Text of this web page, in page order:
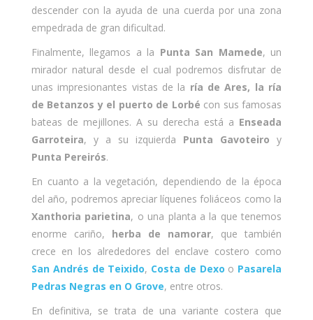
descender con la ayuda de una cuerda por una zona
empedrada de gran dificultad.
Finalmente, llegamos a la Punta San Mamede, un
mirador natural desde el cual podremos disfrutar de
unas impresionantes vistas de la ría de Ares, la ría
de Betanzos y el puerto de Lorbé con sus famosas
bateas de mejillones. A su derecha está a Enseada
Garroteira, y a su izquierda Punta Gavoteiro y
Punta Pereirós.
En cuanto a la vegetación, dependiendo de la época
del año, podremos apreciar líquenes foliáceos como la
Xanthoria parietina, o una planta a la que tenemos
enorme cariño, herba de namorar, que también
crece en los alrededores del enclave costero como
San Andrés de Teixido, Costa de Dexo o Pasarela
Pedras Negras en O Grove, entre otros.
En definitiva, se trata de una variante costera que